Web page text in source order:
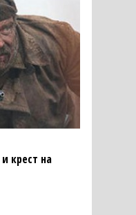
крест на